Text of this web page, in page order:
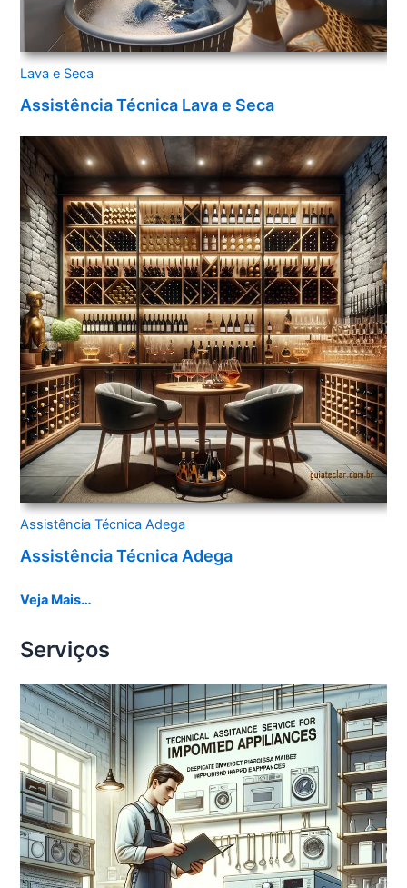
Lava e Seca
Assistência Técnica Lava e Seca
Assistência Técnica Adega
Assistência Técnica Adega
Veja Mais…
Serviços